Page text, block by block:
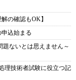
の確認もOK】
込始まる
ないとは思えません～
理技術者試験に役立つ記